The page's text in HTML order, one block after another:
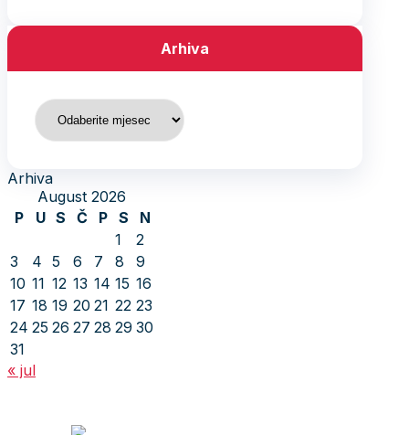
Arhiva
Arhiva
Arhiva
August 2026
P
U S Č P S
N
1
2
3
4 5 6 7 8
9
10 11 12 13 14 15 16
17 18 19 20 21 22 23
24 25 26 27 28 29 30
31
« jul